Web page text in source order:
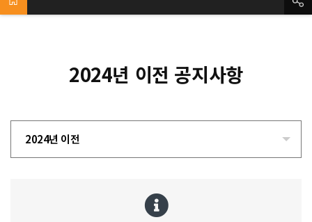
2024년 이전 공지사항
2024년 이전